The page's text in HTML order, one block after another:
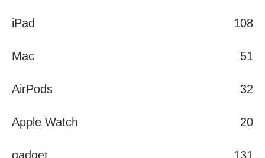
iPad 108
Mac 51
AirPods 32
Apple Watch 20
gadget 131